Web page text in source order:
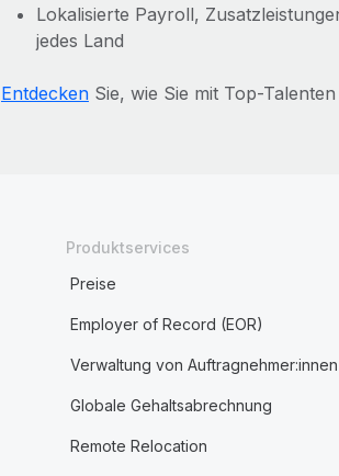
Lokalisierte Payroll,
jedes Land
EntdeckenSie, wie Sie mit Top-
Produktservices
Preise
Employer of Record (EOR)
Verwaltung von Auftragnehmer:innen
Globale Gehaltsabrechnung
Remote Relocation